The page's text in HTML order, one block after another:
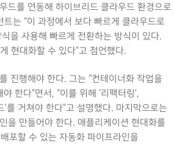
드를 연동해 하이브리드 클라우드 환경으로
는 “이 과정에서 보다 빠르게 클라우드로
을 사용해 빠르게 전환하는 방식이 있다.
현대화할 수 있다”고 첨언했다.
진행해야 한다. 그는 “컨테이너화 작업을
한다”면서, “이를 위해 ‘리팩터링’,
’를 거쳐야 한다”고 설명했다. 마지막으로는
을 만들어야 한다. 애플리케이션 현대화를
포할 수 있는 자동화 파이프라인을